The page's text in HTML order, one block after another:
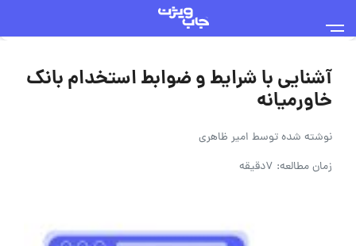
آشنایی با شرایط و ضوابط استخدام بانک
خاورمیانه
نوشته شده توسط امیر ظاهری
زمان مطالعه: 7دقیقه